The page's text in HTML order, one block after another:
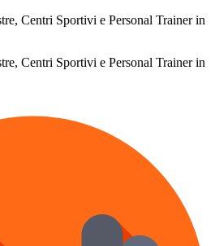
Centri Sportivi e Personal Trainer in
Centri Sportivi e Personal Trainer in